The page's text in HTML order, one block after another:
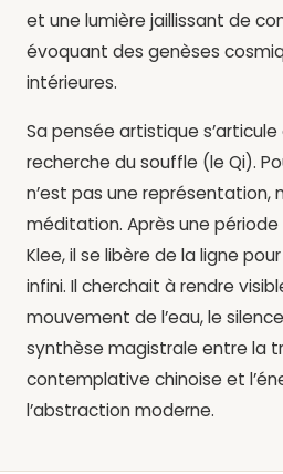
et une lumière jaillissant de
évoquant des genèses
intérieures.
Sa pensée artistique
recherche du souffle (le Qi).
n’est pas une représentation,
méditation. Après une période
Klee, il se libère de la ligne
infini. Il cherchait à rendre
mouvement de l’eau, le
synthèse magistrale entre la
contemplative chinoise et
l’abstraction moderne.